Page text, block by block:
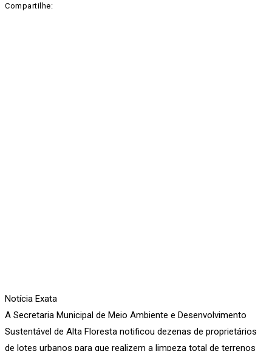
Compartilhe:
Notícia Exata
A Secretaria Municipal de Meio Ambiente e Desenvolvimento
Sustentável de Alta Floresta notificou dezenas de proprietários
de lotes urbanos para que realizem a limpeza total de terrenos